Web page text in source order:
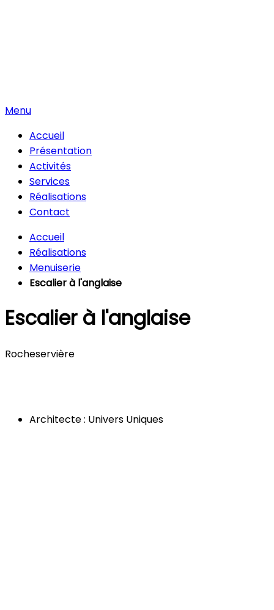
Menu
Accueil
Présentation
Activités
Services
Réalisations
Contact
Accueil
Réalisations
Menuiserie
Escalier à l'anglaise
Escalier à l'anglaise
Rocheservière
Architecte : Univers Uniques